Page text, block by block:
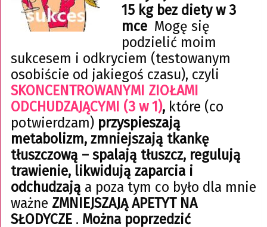
15 kgbez diety w 3
mceMogę się
podzielić moim
sukcesem i odkryciem (testowanym
osobiście od jakiegoś czasu), czyli
SKONCENTROWANYMI ZIOŁAMI
ODCHUDZAJĄCYMI (3 w 1), które (co
potwierdzam)przyspieszają
metabolizm, zmniejszają tkankę
tłuszczową – spalają tłuszcz, regulują
trawienie, likwidują zaparcia i
odchudzają a poza tym co było dla mnie
ważne ZMNIEJSZAJĄ APETYT NA
SŁODYCZE. Można poprzedzić